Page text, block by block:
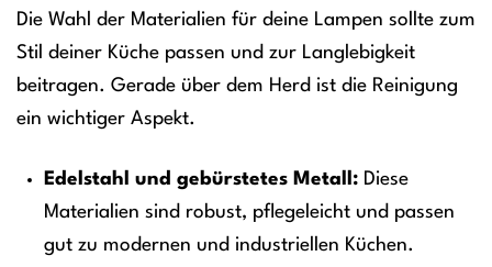
Die Wahl der Materialien für deine Lampen sollte zum
Stil deiner Küche passen und zur Langlebigkeit
beitragen. Gerade über dem Herd ist die Reinigung
ein wichtiger Aspekt.
Edelstahl und gebürstetes Metall:Diese
Materialien sind robust, pflegeleicht und passen
gut zu modernen und industriellen Küchen.